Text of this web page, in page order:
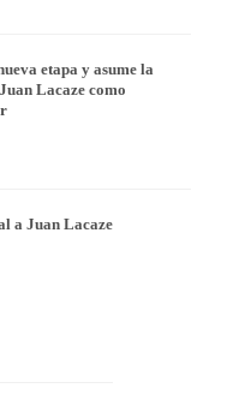
etapa y asume la
Lacaze como
a Juan Lacaze